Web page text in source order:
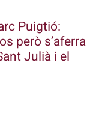
Puigtió:
però s’aferra
Julià i el